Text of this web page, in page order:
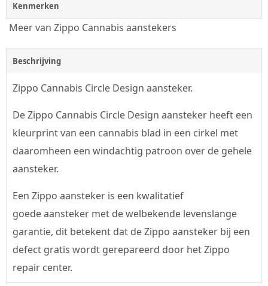
Kenmerken
Meer van Zippo Cannabis aanstekers
Beschrijving
Zippo Cannabis Circle Design aansteker.
De Zippo Cannabis Circle Design aansteker heeft een
kleurprint van een cannabis blad in een cirkel met
daaromheen een windachtig patroon over de gehele
aansteker.
Een Zippo aansteker is een kwalitatief
goede aansteker met de welbekende levenslange
garantie, dit betekent dat de Zippo aansteker bij een
defect gratis wordt gerepareerd door het Zippo
repair center.